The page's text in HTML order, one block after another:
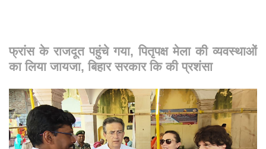
फ्रांस के राजदूत पहुंचे गया, पितृपक्ष मेला की व्यवस्थाओं
का लिया जायजा, बिहार सरकार कि की प्रशंसा